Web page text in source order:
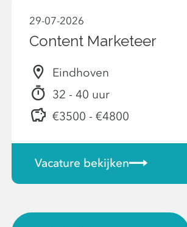
29-07-2026
Content Marketeer
Eindhoven
32 - 40 uur
€3500 - €4800
Vacature bekijken